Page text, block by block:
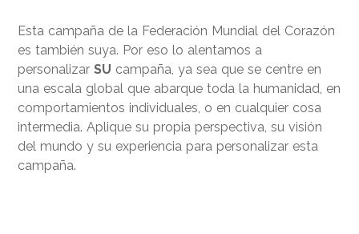
Esta campaña de la Federación Mundial del Corazón
es también suya. Por eso lo alentamos a
personalizar SU campaña, ya sea que se centre en
una escala global que abarque toda la humanidad, en
comportamientos individuales, o en cualquier cosa
intermedia. Aplique su propia perspectiva, su visión
del mundo y su experiencia para personalizar esta
campaña.